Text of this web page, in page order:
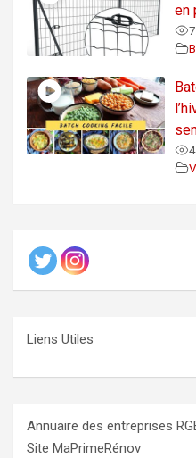
en
7
4
Liens Utiles
Annuaire des entreprises
Site MaPrimeRénov